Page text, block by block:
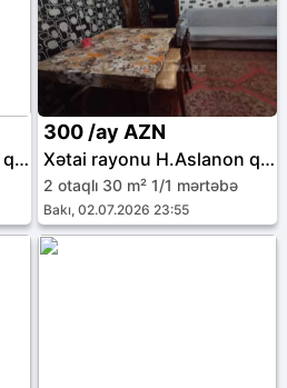
Xətai rayonu H.Aslanon qəs.
300 /ay AZN
Xətai rayonu H.Aslanon qəs.
2 otaqlı 30 m² 1/1 mərtəbə
Bakı, 02.07.2026 23:55